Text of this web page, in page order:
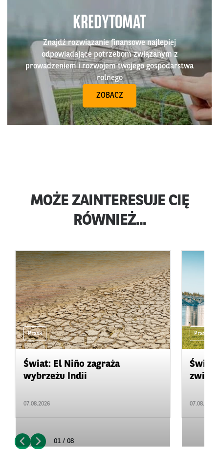
KREDYTOMAT
Znajdź rozwiązanie finansowe najlepiej
odpowiadające potrzebom związanym z
prowadzeniem i rozwojem twojego gospodarstwa
rolnego
ZOBACZ
MOŻE ZAINTERESUJE CIĘ
RÓWNIEŻ...
Prasa
Świat: El Niño zagraża
wybrzeżu Indii
07.08.2026
Prasa
07.08.2026
01 / 08